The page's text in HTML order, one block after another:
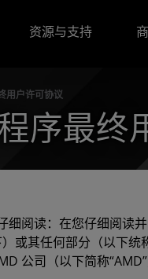
资源与支持
用户许可协议
序最终
阅读：在您仔细阅读
或其任何部分（以下统
公司（以下简称